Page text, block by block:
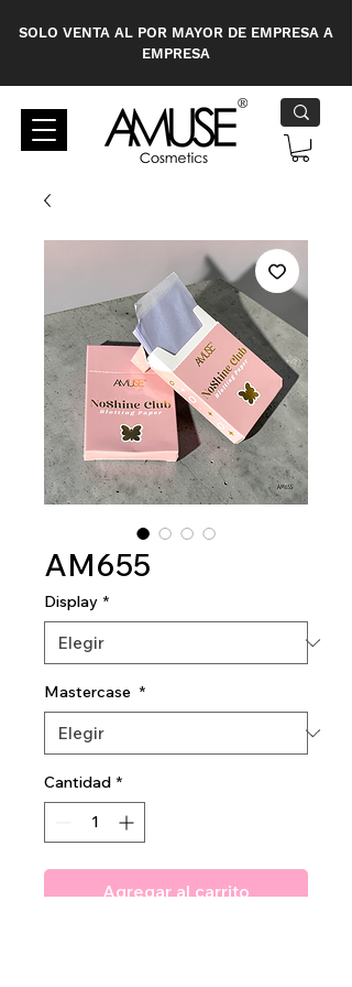
SOLO VENTA AL POR MAYOR DE EMPRESA A
EMPRESA
AM655
Display *
Mastercase *
Cantidad *
Agregar al carrito